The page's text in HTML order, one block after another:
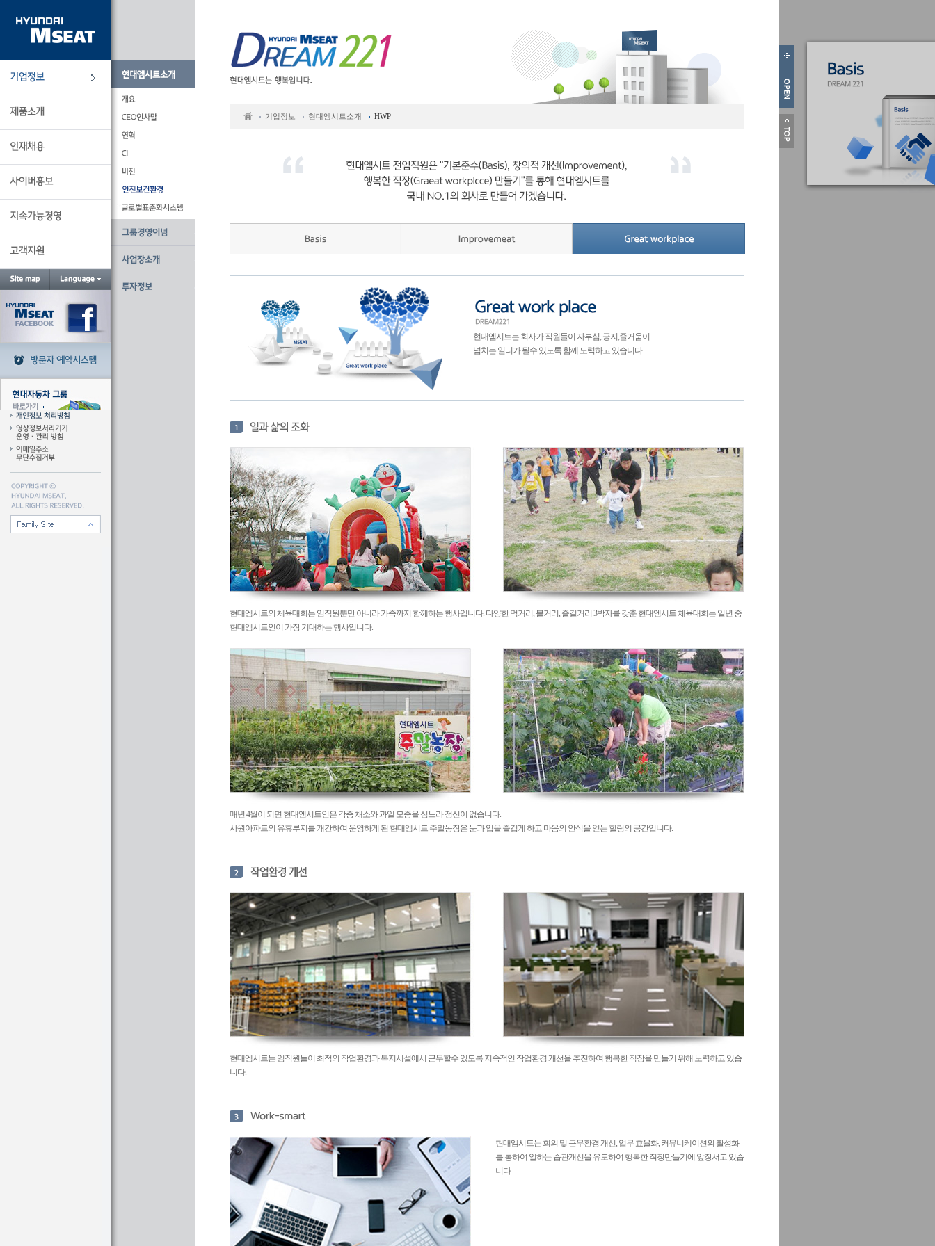
기업정보 현대엠시트소개 HWP
현대엠시트는 회사가 직원들이 자부심, 긍지,즐거움이
넘치는 일터가 될수 있도록 함께 노력하고 있습니다.
현대엠시트의 체육대회는 임직원뿐만 아니라 가족까지 함께하는 행사입니다. 다양한 먹거리, 볼거리, 즐길거리 3박자를 갖춘 현대엠시트 체육대회는 일년 중
현대엠시트인이 가장 기대하는 행사입니다.
매년 4월이 되면 현대엠시트인은 각종 채소와 과일 모종을 심느라 정신이 없습니다.
사원아파트의 유휴부지를 개간하여 운영하게 된 현대엠시트 주말농장은 눈과 입을 즐겁게 하고 마음의 안식을 얻는 힐링의 공간입니다.
현대엠시트는 임직원들이 최적의 작업환경과 복지시설에서 근무할수 있도록 지속적인 작업환경 개선을 추진하여 행복한 직장을 만들기 위해 노력하고 있습
니다.
현대엠시트는 회의 및 근무환경 개선, 업무 효율화, 커뮤니케이션의 활성화
를 통하여 일하는 습관개선을 유도하여 행복한 직장만들기에 앞장서고 있습
니다